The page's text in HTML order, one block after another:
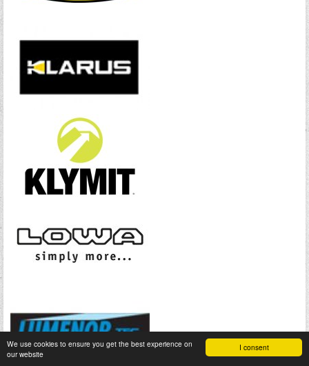
I consent
We use cookies to ensure you get the best experience on
our website